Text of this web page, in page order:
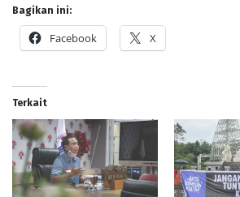
Bagikan ini:
Facebook X
Terkait